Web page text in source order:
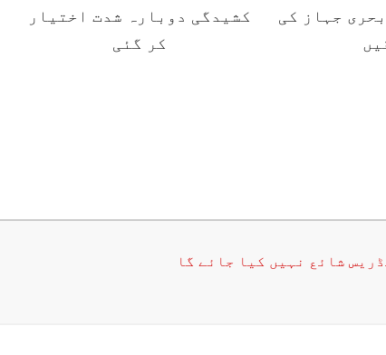
جہاز کی
کشیدگی دوبارہ شدت اختیار
کر گئی
شائع نہیں کیا جائے گا